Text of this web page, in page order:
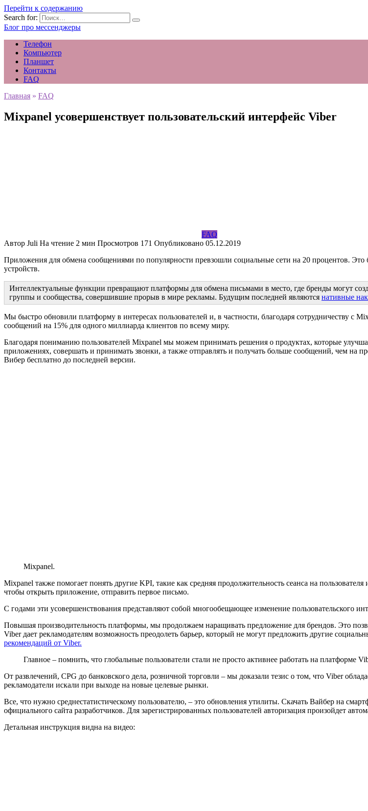
Перейти к содержанию
Search for:
Блог про мессенджеры
Телефон
Компьютер
Планшет
Контакты
FAQ
Главная » FAQ
Mixpanel усовершенствует пользовательский интерфейс Viber
FAQ
Автор Juli На чтение 2 мин Просмотров 171 Опубликовано 05.12.2019
Приложения для обмена сообщениями по популярности превзошли социальные сети на 20 процентов.
устройств.
Интеллектуальные функции превращают платформы для обмена письмами в место, где бренды могут
группы и сообщества, совершившие прорыв в мире рекламы. Будущим последней являются нативные
Мы быстро обновили платформу в интересах пользователей и, в частности, благодаря сотрудничеству с
сообщений на 15% для одного миллиарда клиентов по всему миру.
Благодаря пониманию пользователей Mixpanel мы можем принимать решения о продуктах, которые
приложениях, совершать и принимать звонки, а также отправлять и получать больше сообщений, чем на
Вибер бесплатно до последней версии.
Mixpanel.
Mixpanel также помогает понять другие KPI, такие как средняя продолжительность сеанса на
чтобы открыть приложение, отправить первое письмо.
С годами эти усовершенствования представляют собой многообещающее изменение пользовательского
Повышая производительность платформы, мы продолжаем наращивать предложение для брендов. Это
Viber дает рекламодателям возможность преодолеть барьер, который не могут предложить другие
рекомендаций от Viber.
Главное – помнить, что глобальные пользователи стали не просто активнее работать на
От развлечений, CPG до банковского дела, розничной торговли – мы доказали тезис о том, что Viber
рекламодатели искали при выходе на новые целевые рынки.
Все, что нужно среднестатистическому пользователю, – это обновления утилиты. Скачать Вайбер на
официального сайта разработчиков. Для зарегистрированных пользователей авторизация произойдет
Детальная инструкция видна на видео: